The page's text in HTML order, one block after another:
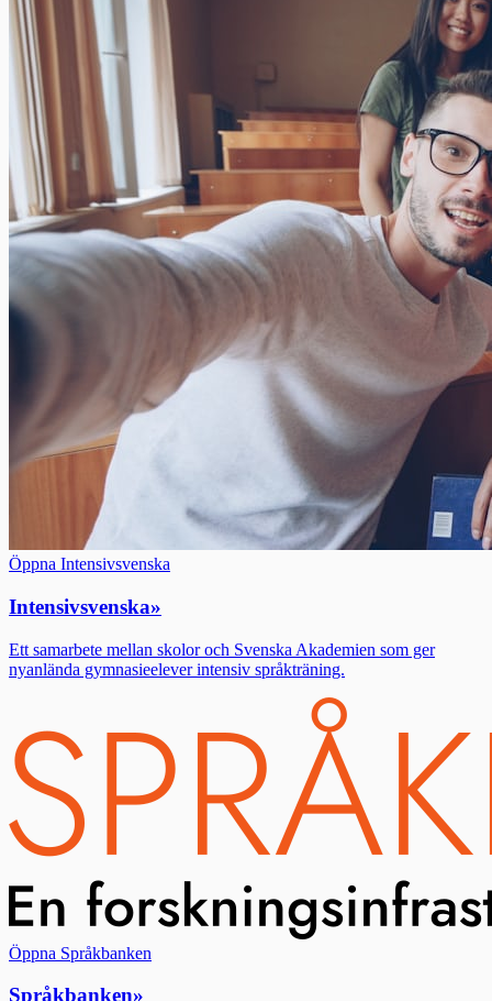
Öppna Intensivsvenska
Intensivsvenska»
Ett samarbete mellan skolor och Svenska Akademien som ger
nyanlända gymnasieelever intensiv språkträning.
Öppna Språkbanken
Språkbanken»